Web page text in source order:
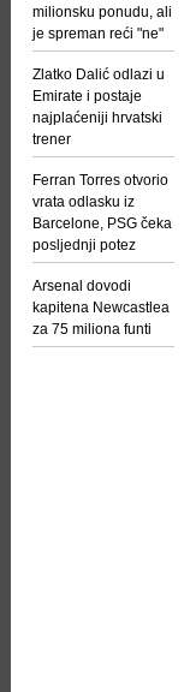
milionsku ponudu, ali
je spreman reći "ne"
Zlatko Dalić odlazi u
Emirate i postaje
najplaćeniji hrvatski
trener
Ferran Torres otvorio
vrata odlasku iz
Barcelone, PSG čeka
posljednji potez
Arsenal dovodi
kapitena Newcastlea
za 75 miliona funti